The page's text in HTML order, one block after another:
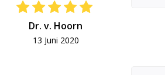
Dr. v. Hoorn
13 Juni 2020